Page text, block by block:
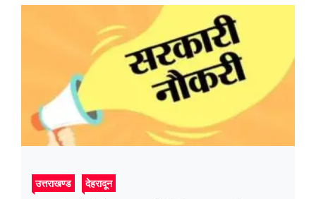
उत्तराखण्ड देहरादून